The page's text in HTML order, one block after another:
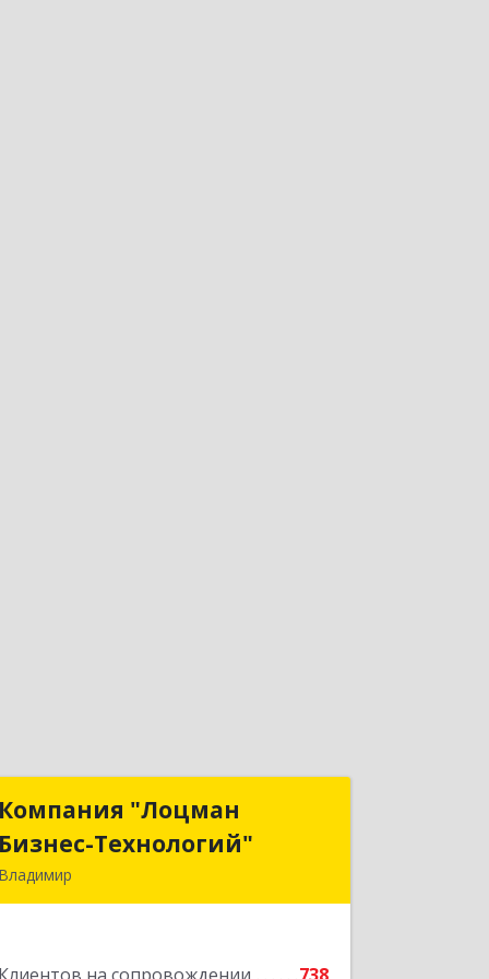
Компания "Лоцман
Бизнес-Технологий"
Владимир
Компания "Лоцман
Бизнес-Технологий"